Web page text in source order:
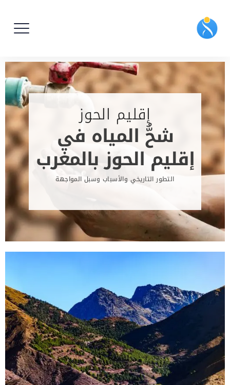
إقليم الحوز
شحُّ المياه في
إقليم الحوز بالمغرب
التطور التاريخي والأسباب وسبل المواجهة